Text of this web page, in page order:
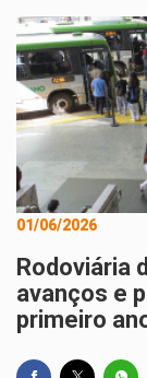
01/06/2026
Rodoviária
avanços e
primeiro